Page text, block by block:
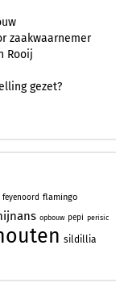
zaakwaarnemer
Rooij
gezet?
feyenoord flamingo
opbouw pepi perisic
sildillia